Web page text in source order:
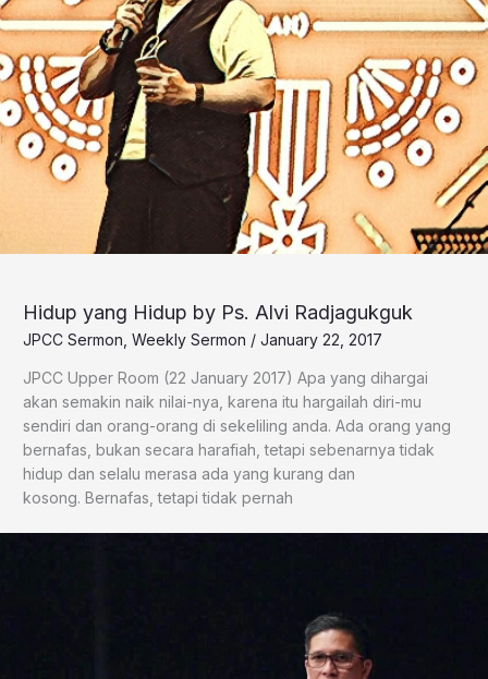
Hidup yang Hidup by Ps. Alvi Radjagukguk
JPCC Sermon Weekly Sermon / January 22, 2017
JPCC Upper Room (22 January 2017) Apa yang dihargai
akan semakin naik nilai-nya, karena itu hargailah diri-mu
sendiri dan orang-orang di sekeliling anda. Ada orang yang
bernafas, bukan secara harafiah, tetapi sebenarnya tidak
hidup dan selalu merasa ada yang kurang dan
kosong. Bernafas, tetapi tidak pernah